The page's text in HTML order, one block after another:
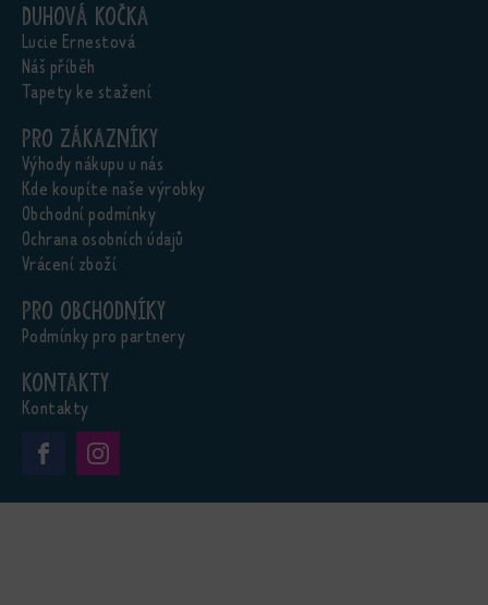
Duhová kočka
Lucie Ernestová
Náš příběh
Tapety ke stažení
Pro zákazníky
Výhody nákupu u nás
Kde koupíte naše výrobky
Obchodní podmínky
Ochrana osobních údajů
Vrácení zboží
Pro obchodníky
Podmínky pro partnery
Kontakty
Kontakty